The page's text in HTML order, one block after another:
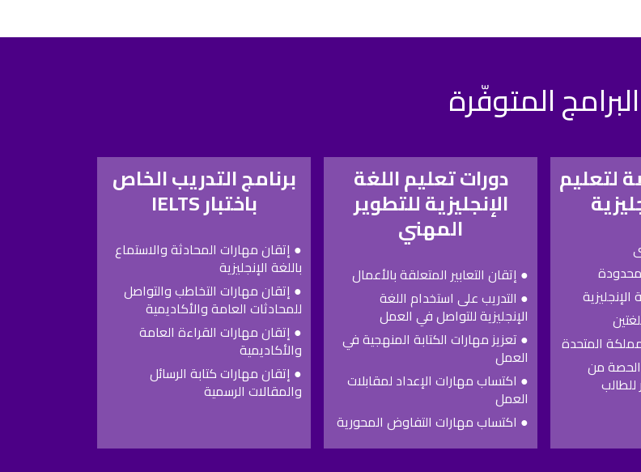
البرامج المتوفّرة
لتعليم
المتحدة​
الحصة من
دورات تعليم اللغة
الإنجليزية للتطوير
المهني
● إتقان التعابير المتعلقة بالأعمال
● التدريب على استخدام اللغة
الإنجليزية للتواصل في العمل
● تعزيز مهارات الكتابة المنهجية في
العمل
● اكتساب مهارات الإعداد لمقابلات
العمل
● اكتساب مهارات التفاوض المحورية
برنامج التدريب الخاص
باختبار IELTS
● إتقان مهارات المحادثة والاستماع
باللغة الإنجليزية
● إتقان مهارات التخاطب والتواصل
للمحادثات العامة والأكاديمية
● إتقان مهارات القراءة العامة
والأكاديمية
● إتقان مهارات كتابة الرسائل
والمقالات الرسمية